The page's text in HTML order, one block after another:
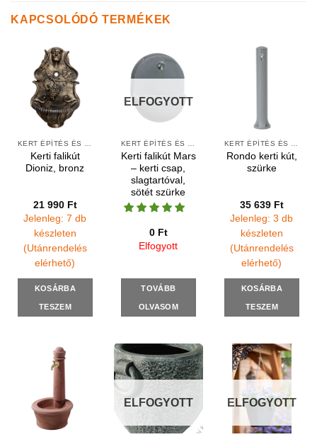
KAPCSOLÓDÓ TERMÉKEK
KERT ÉPÍTÉS ÉS ÁPOLÁS
Kerti falikút
Dioniz, bronz
21 990 Ft
Jelenleg: 7 db
készleten
(Utánrendelés
elérhető)
KOSÁRBA
TESZEM
ELFOGYOTT
KERT ÉPÍTÉS ÉS ÁPOLÁS
Kerti falikút Mars
– kerti csap,
slagtartóval,
sötét szürke
0 Ft
Elfogyott
TOVÁBB
OLVASOM
KERT ÉPÍTÉS ÉS ÁPOLÁS
Rondo kerti kút,
szürke
35 639 Ft
Jelenleg: 3 db
készleten
(Utánrendelés
elérhető)
KOSÁRBA
TESZEM
ELFOGYOTT ELFOGYOTT